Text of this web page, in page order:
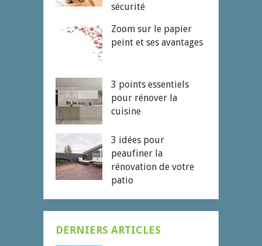
sécurité
Zoom sur le papier
peint et ses avantages
3 points essentiels
pour rénover la
cuisine
3 idées pour
peaufiner la
rénovation de votre
patio
DERNIERS ARTICLES